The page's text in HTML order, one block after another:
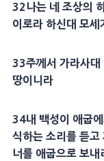
32나는 네 조상의
이로라 하신대 모세
33주께서 가라사대
땅이니라
34내 백성이 애굽
식하는 소리를 듣고
너를 애굽으로 보내